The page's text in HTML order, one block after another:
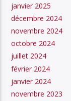
janvier 2025
décembre 2024
novembre 2024
octobre 2024
juillet 2024
février 2024
janvier 2024
novembre 2023